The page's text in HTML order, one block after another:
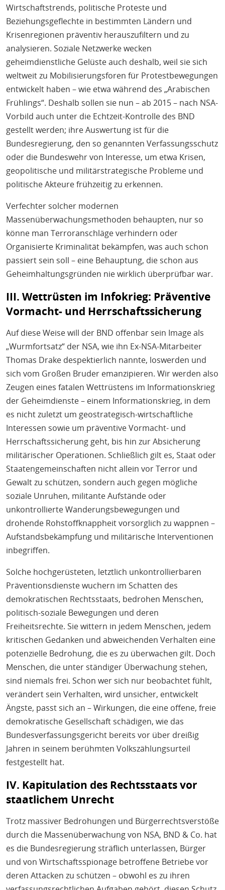
Wirtschaftstrends, politische Proteste und
Beziehungsgeflechte in bestimmten Ländern und
Krisenregionen präventiv herauszufiltern und zu
analysieren. Soziale Netzwerke wecken
geheimdienstliche Gelüste auch deshalb, weil sie sich
weltweit zu Mobilisierungsforen für Protestbewegungen
entwickelt haben – wie etwa während des „Arabischen
Frühlings“. Deshalb sollen sie nun – ab 2015 – nach NSA-
Vorbild auch unter die Echtzeit-Kontrolle des BND
gestellt werden; ihre Auswertung ist für die
Bundesregierung, den so genannten Verfassungsschutz
oder die Bundeswehr von Interesse, um etwa Krisen,
geopolitische und militärstrategische Probleme und
politische Akteure frühzeitig zu erkennen.
Verfechter solcher modernen
Massenüberwachungsmethoden behaupten, nur so
könne man Terroranschläge verhindern oder
Organisierte Kriminalität bekämpfen, was auch schon
passiert sein soll – eine Behauptung, die schon aus
Geheimhaltungsgründen nie wirklich überprüfbar war.
III. Wettrüsten im Infokrieg: Präventive
Vormacht- und Herrschaftssicherung
Auf diese Weise will der BND offenbar sein Image als
„Wurmfortsatz“ der NSA, wie ihn Ex-NSA-Mitarbeiter
Thomas Drake despektierlich nannte, loswerden und
sich vom Großen Bruder emanzipieren. Wir werden also
Zeugen eines fatalen Wettrüstens im Informationskrieg
der Geheimdienste – einem Informationskrieg, in dem
es nicht zuletzt um geostrategisch-wirtschaftliche
Interessen sowie um präventive Vormacht- und
Herrschaftssicherung geht, bis hin zur Absicherung
militärischer Operationen. Schließlich gilt es, Staat oder
Staatengemeinschaften nicht allein vor Terror und
Gewalt zu schützen, sondern auch gegen mögliche
soziale Unruhen, militante Aufstände oder
unkontrollierte Wanderungsbewegungen und
drohende Rohstoffknappheit vorsorglich zu wappnen –
Aufstandsbekämpfung und militärische Interventionen
inbegriffen.
Solche hochgerüsteten, letztlich unkontrollierbaren
Präventionsdienste wuchern im Schatten des
demokratischen Rechtsstaats, bedrohen Menschen,
politisch-soziale Bewegungen und deren
Freiheitsrechte. Sie wittern in jedem Menschen, jedem
kritischen Gedanken und abweichenden Verhalten eine
potenzielle Bedrohung, die es zu überwachen gilt. Doch
Menschen, die unter ständiger Überwachung stehen,
sind niemals frei. Schon wer sich nur beobachtet fühlt,
verändert sein Verhalten, wird unsicher, entwickelt
Ängste, passt sich an – Wirkungen, die eine offene, freie
demokratische Gesellschaft schädigen, wie das
Bundesverfassungsgericht bereits vor über dreißig
Jahren in seinem berühmten Volkszählungsurteil
festgestellt hat.
IV. Kapitulation des Rechtsstaats vor
staatlichem Unrecht
Trotz massiver Bedrohungen und Bürgerrechtsverstöße
durch die Massenüberwachung von NSA, BND & Co. hat
es die Bundesregierung sträflich unterlassen, Bürger
und von Wirtschaftsspionage betroffene Betriebe vor
deren Attacken zu schützen – obwohl es zu ihren